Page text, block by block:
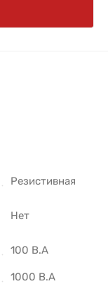
Резистивная
Нет
100 В.А
1000 В.А